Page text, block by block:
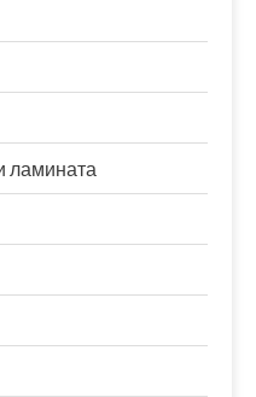
ламината